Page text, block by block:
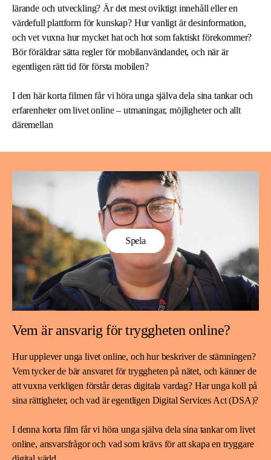
lärande och utveckling? Är det mest oviktigt innehåll eller en
värdefull plattform för kunskap? Hur vanligt är desinformation,
och vet vuxna hur mycket hat och hot som faktiskt förekommer?
Bör föräldrar sätta regler för mobilanvändandet, och när är
egentligen rätt tid för första mobilen?
I den här korta filmen får vi höra unga själva dela sina tankar och
erfarenheter om livet online – utmaningar, möjligheter och allt
däremellan
Vem är ansvarig för tryggheten online?
Hur upplever unga livet online, och hur beskriver de stämningen?
Vem tycker de bär ansvaret för tryggheten på nätet, och känner de
att vuxna verkligen förstår deras digitala vardag? Har unga koll på
sina rättigheter, och vad är egentligen Digital Services Act (DSA)?
I denna korta film får vi höra unga själva dela sina tankar om livet
online, ansvarsfrågor och vad som krävs för att skapa en tryggare
Spela